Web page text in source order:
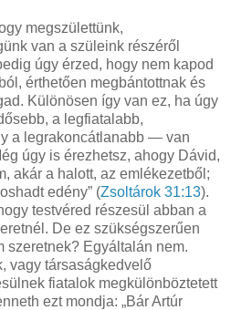
megszülettünk,
van a szüleink részéről
úgy érzed, hogy nem kapod
érthetően megbántottnak és
Különösen így van ez, ha úgy
a legfiatalabb,
a legrakoncátlanabb — van
úgy is érezhetsz, ahogy Dávid,
akár a halott, az emlékezetből;
edény” (Zsoltárok 31:13).
testvéred részesül abban a
De ez szükségszerűen
szeretnek? Egyáltalán nem.
vagy társaságkedvelő
fiatalok megkülönböztetett
ezt mondja: „Bár Artúr